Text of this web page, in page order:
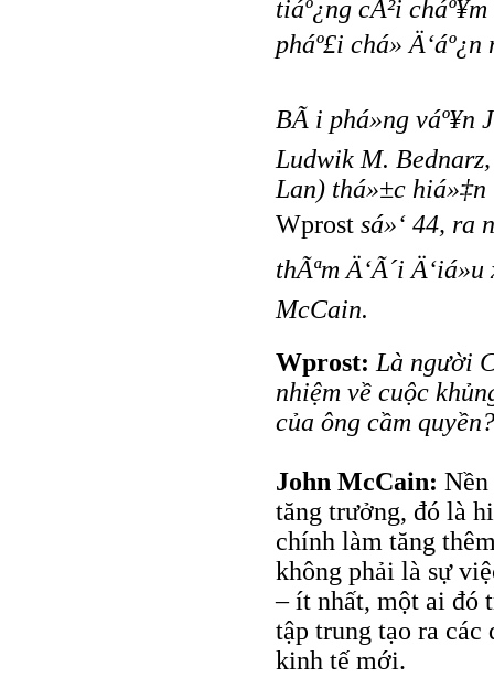
tiáº¿ng cÃ²i
pháº£i chá»
BÃ i phá»ng
Ludwik M. Bednarz,
Lan) thá»±c hiá»‡n
Wprost sá»‘ 44, ra
thÃªm Ä‘Ã´i
McCain.
Wprost:Là người
nhiệm về cuộc
của ông cầm quyền?
John McCain:
tăng trưởng, đó là
chính làm tăng
không phải là sự
– ít nhất, một ai đó
tập trung tạo ra các
kinh tế mới.